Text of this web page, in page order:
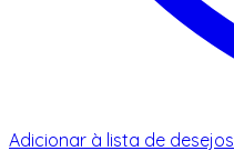
Adicionar à lista de desejos